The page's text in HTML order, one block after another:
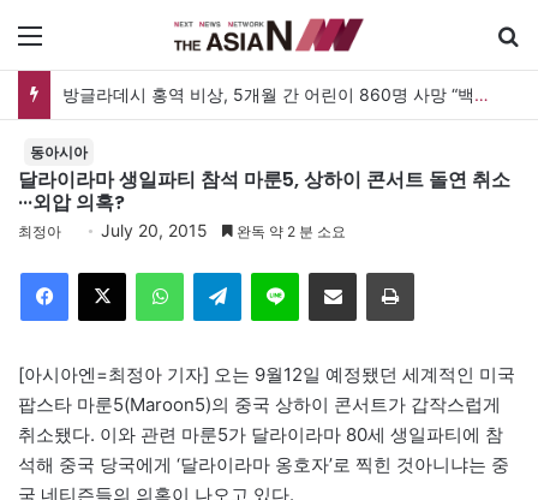
방글라데시 홍역 비상, 5개월 간 어린이 860명 사망 “백신 조달 시스템 변경이 화근”
동아시아
달라이라마 생일파티 참석 마룬5, 상하이 콘서트 돌연 취소
···외압 의혹?
최정아 July 20, 2015 완독 약 2 분 소요
Telegram 이메일
[아시아엔=최정아 기자] 오는 9월12일 예정됐던 세계적인 미국
팝스타 마룬5(Maroon5)의 중국 상하이 콘서트가 갑작스럽게
취소됐다. 이와 관련 마룬5가 달라이라마 80세 생일파티에 참
석해 중국 당국에게 ‘달라이라마 옹호자’로 찍힌 것아니냐는 중
국 네티즌들의 의혹이 나오고 있다.